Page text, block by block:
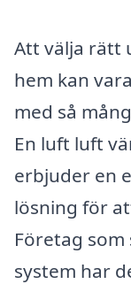
Att välja rätt
hem kan
med så
En luft luft
erbjuder en
lösning för
Företag som
system har